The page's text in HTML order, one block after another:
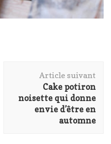
Article suivant
Cake potiron
noisette qui donne
envie d’être en
automne